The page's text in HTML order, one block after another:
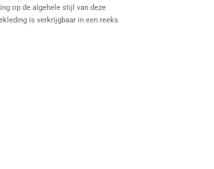
op de algehele stijl van deze
is verkrijgbaar in een reeks